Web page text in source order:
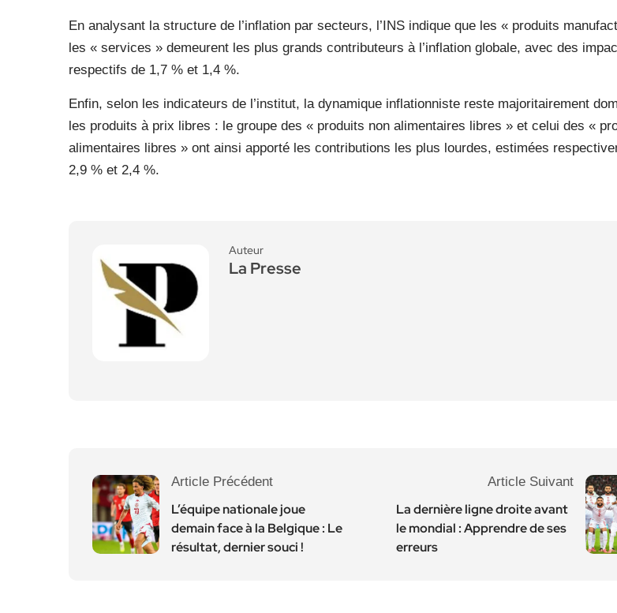
En analysant la structure de l’inflation par secteurs, l’INS indique que les « produits
les « services » demeurent les plus grands contributeurs à l’inflation globale, avec des
respectifs de 1,7 % et 1,4 %.
Enfin, selon les indicateurs de l’institut, la dynamique inflationniste reste majoritairement
les produits à prix libres : le groupe des « produits non alimentaires libres » et celui des «
alimentaires libres » ont ainsi apporté les contributions les plus lourdes, estimées
2,9 % et 2,4 %.
Auteur
La Presse
Article Précédent
L’équipe nationale joue
demain face à la Belgique : Le
résultat, dernier souci !
Article Suivant
La dernière ligne droite avant
le mondial : Apprendre de ses
erreurs